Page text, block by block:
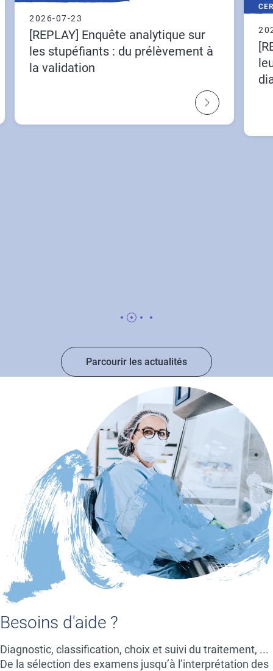
2026-07-23
[REPLAY] Enquête analytique sur
les stupéfiants : du prélèvement à
la validation
Parcourir les actualités
Besoins d'aide ?
Diagnostic, classification, choix et suivi du traitement, ...
De la sélection des examens jusqu’à l’interprétation des